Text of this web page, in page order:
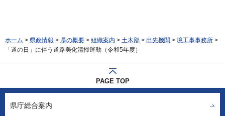
ホーム > 県政情報 > 県の概要 > 組織案内 > 土木部 > 出先機関 > 境工事事務所 >
「道の日」に伴う道路美化清掃運動（令和5年度）
PAGE TOP
県庁総合案内